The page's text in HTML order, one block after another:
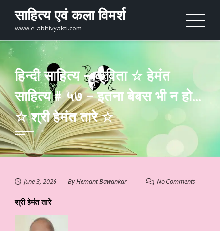
content
साहित्य एवं कला विमर्श
www.e-abhivyakti.com
हिन्दी साहित्य – कविता ☆ हेमंत
साहित्य # ५७ – इतना बेबस भी न हो…
☆ श्री हेमंत तारे ☆
June 3, 2026 ByHemant Bawankar No Comments
श्री हेमंत तारे